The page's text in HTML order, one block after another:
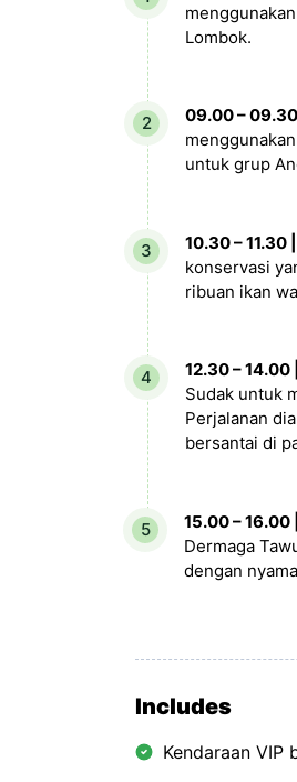
Lombok.
09.00 –
untuk grup
10.30 –
konservasi
ribuan ikan
12.30 –
Sudak untuk
Perjalanan
bersantai di
15.00 –
Dermaga
dengan
Includes
Kendaraan VIP